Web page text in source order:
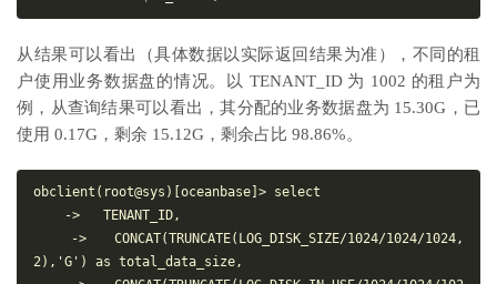
从结果可以看出（具体数据以实际返回结果为准），不同的租
户使用业务数据盘的情况。以 TENANT_ID 为 1002 的租户为
例，从查询结果可以看出，其分配的业务数据盘为 15.30G，已
使用 0.17G，剩余 15.12G，剩余占比 98.86%。
obclient(root@sys)[oceanbase]> select
->   TENANT_ID,
->   CONCAT(TRUNCATE(LOG_DISK_SIZE/1024/1024/1024,
2),'G') as total_data_size,